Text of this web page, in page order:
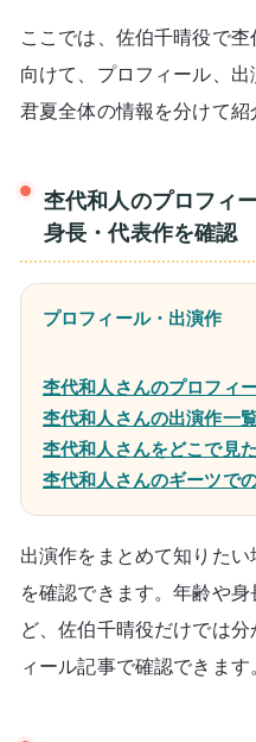
ここでは、佐伯千晴役で
向けて、プロフィール、出
君夏全体の情報を分けて紹
杢代和人のプロフィ
身長・代表作を確認
プロフィール・出演作
杢代和人さんのプロフィ
杢代和人さんの出演作一
杢代和人さんをどこで見
杢代和人さんのギーツで
出演作をまとめて知りた
を確認できます。年齢や
ど、佐伯千晴役だけでは
ィール記事で確認できます